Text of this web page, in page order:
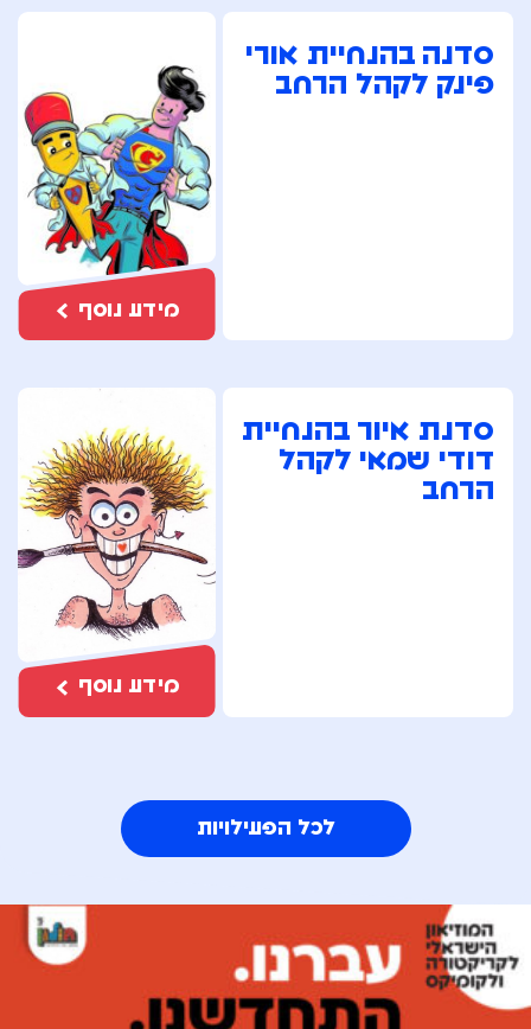
סדנה בהנחיית אורי
פינק לקהל הרחב
מידע נוסף
סדנת איור בהנחיית
דודי שמאי לקהל
הרחב
מידע נוסף
לכל הפעילויות